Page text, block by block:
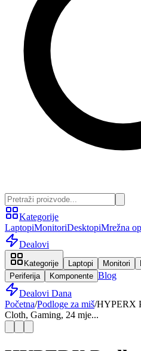
Kategorije
LaptopiMonitoriDesktopiMrežna
Dealovi
Kategorije Laptopi Monitori
Periferija
Komponente Blog
Dealovi Dana
Početna/Podloge za miš/HYPERX
Cloth, Gaming, 24 mje...